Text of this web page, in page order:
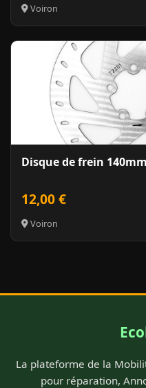
Voiron
Disque de frein
12,00 €
Voiron
La plateforme de la
pour réparation,